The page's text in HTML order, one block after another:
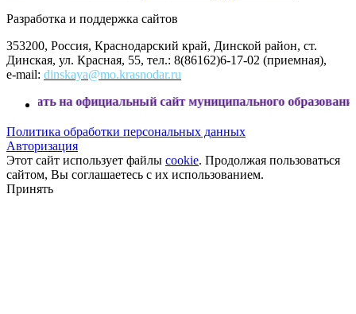
Разработка и поддержка сайтов
353200, Россия, Краснодарский край, Динской район, ст.
Динская, ул. Красная, 55, тел.: 8(86162)6-17-02 (приемная),
e-mail: dinskaya@mo.krasnodar.ru
официальный сайт муниципального образования
Политика обработки персональных данных
Авторизация
Этот сайт использует файлы cookie. Продолжая пользоваться
сайтом, Вы соглашаетесь с их использованием.
Принять